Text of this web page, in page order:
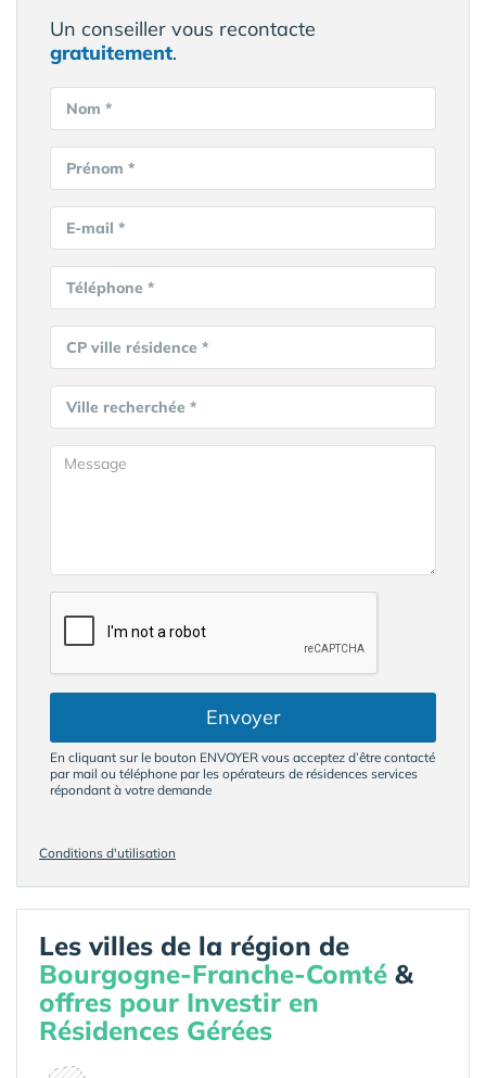
Un conseiller vous recontacte
gratuitement.
Nom *
Prénom *
E-mail *
Téléphone *
CP ville résidence *
Ville recherchée *
Envoyer
En cliquant sur le bouton ENVOYER vous acceptez d’être contacté
par mail ou téléphone par les opérateurs de résidences services
répondant à votre demande
Conditions d'utilisation
Les villes de la région de
Bourgogne-Franche-Comté &
offres pour Investir en
Résidences Gérées